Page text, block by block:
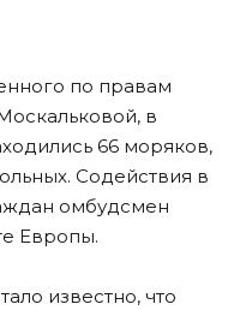
по правам
в
66 моряков,
Содействия в
омбудсмен
Европы.
известно, что